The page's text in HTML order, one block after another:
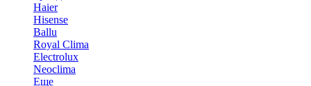
Haier
Hisense
Ballu
Royal Clima
Electrolux
Neoclima
Еще